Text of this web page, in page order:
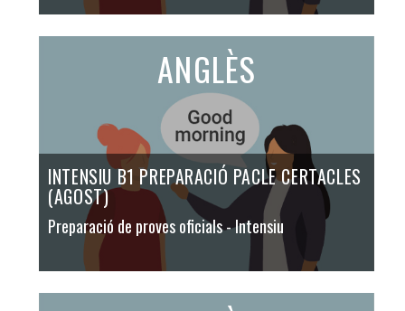
ANGLÈS
INTENSIU B1 PREPARACIÓ PACLE CERTACLES
(AGOST)
Preparació de proves oficials- Intensiu